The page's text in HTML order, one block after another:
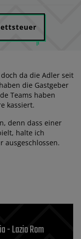
da die Adler seit
die Gastgeber
Teams haben
kassiert.
denn dass einer
halte ich
ausgeschlossen.
- Lazio Rom